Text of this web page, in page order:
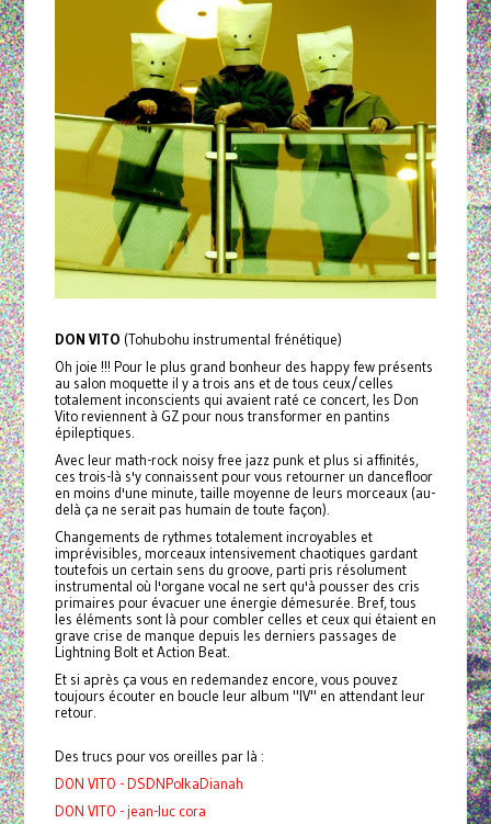
DON VITO (Tohubohu instrumental frénétique)
Oh joie !!! Pour le plus grand bonheur des happy few présents
au salon moquette il y a trois ans et de tous ceux/celles
totalement inconscients qui avaient raté ce concert, les Don
Vito reviennent à GZ pour nous transformer en pantins
épileptiques.
Avec leur math-rock noisy free jazz punk et plus si affinités,
ces trois-là s'y connaissent pour vous retourner un dancefloor
en moins d'une minute, taille moyenne de leurs morceaux (au-
delà ça ne serait pas humain de toute façon).
Changements de rythmes totalement incroyables et
imprévisibles, morceaux intensivement chaotiques gardant
toutefois un certain sens du groove, parti pris résolument
instrumental où l'organe vocal ne sert qu'à pousser des cris
primaires pour évacuer une énergie démesurée. Bref, tous
les éléments sont là pour combler celles et ceux qui étaient en
grave crise de manque depuis les derniers passages de
Lightning Bolt et Action Beat.
Et si après ça vous en redemandez encore, vous pouvez
toujours écouter en boucle leur album "IV" en attendant leur
retour.
Des trucs pour vos oreilles par là :
DON VITO - DSDNPolkaDianah
DON VITO - jean-luc cora